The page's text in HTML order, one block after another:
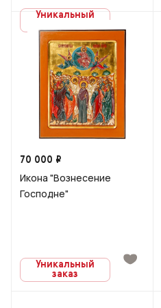
Уникальный
70 000 ₽
Икона "Вознесение
Господне"
Уникальный
заказ